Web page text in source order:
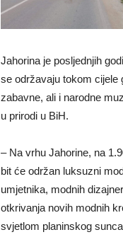
Jahorina je posljednjih
se održavaju tokom cijele
zabavne, ali i narodne
u prirodi u BiH.
– Na vrhu Jahorine, na
bit će održan luksuzni
umjetnika, modnih
otkrivanja novih modnih
svjetlom planinskog